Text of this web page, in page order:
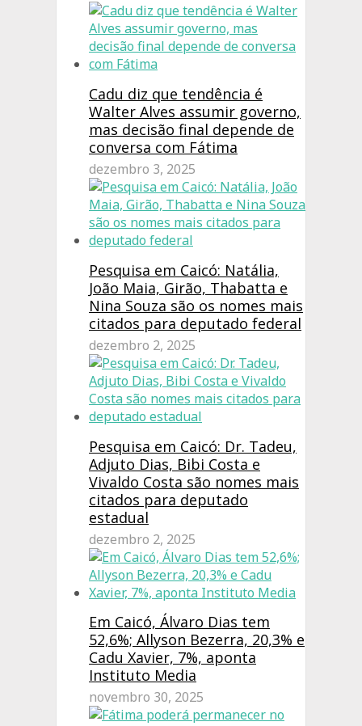
Cadu diz que tendência é
Walter Alves assumir governo,
mas decisão final depende de
conversa com Fátima
dezembro 3, 2025
Pesquisa em Caicó: Natália,
João Maia, Girão, Thabatta e
Nina Souza são os nomes mais
citados para deputado federal
dezembro 2, 2025
Pesquisa em Caicó: Dr. Tadeu,
Adjuto Dias, Bibi Costa e
Vivaldo Costa são nomes mais
citados para deputado
estadual
dezembro 2, 2025
Em Caicó, Álvaro Dias tem
52,6%; Allyson Bezerra, 20,3% e
Cadu Xavier, 7%, aponta
Instituto Media
novembro 30, 2025